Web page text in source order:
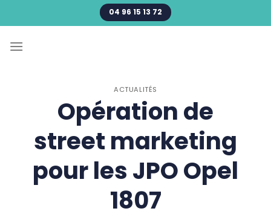
au
04 96 15 13 72
ACTUALITÉS
Opération de
street marketing
pour les JPO Opel
1807